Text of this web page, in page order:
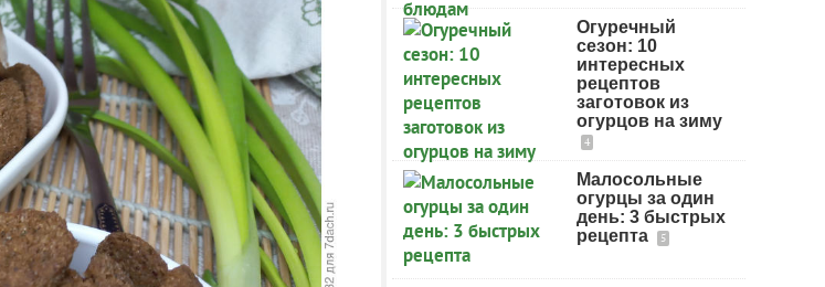
Огуречный
сезон: 10
интересных
рецептов
заготовок из
огурцов на зиму
4
Малосольные
огурцы за один
день: 3 быстрых
рецепта
5